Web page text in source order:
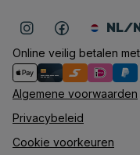
Algemene voorwaarden
Privacybeleid
Cookie voorkeuren
Online veilig betalen met
NL/